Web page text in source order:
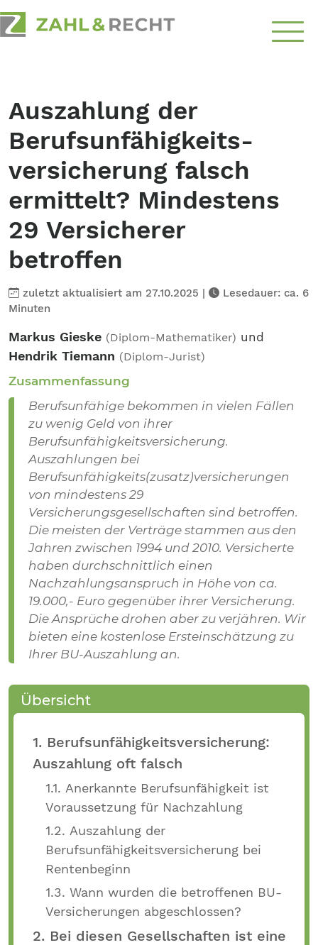
Schwerpunkte
Ratgeber
Top-Themen
Kontakt
aufnehmen
Auszahlung der
Berufsunfähigkeits­
versicherung falsch
ermittelt? Mindestens
29 Versicherer
betroffen
zuletzt aktualisiert am 27.10.2025 |
Lesedauer: ca. 6
Minuten
Markus Gieske (Diplom-Mathematiker) und
Hendrik Tiemann (Diplom-Jurist)
Zusammenfassung
Berufsunfähige bekommen in vielen Fällen
zu wenig Geld von ihrer
Berufsunfähigkeitsversicherung.
Auszahlungen bei
Berufsunfähigkeits(zusatz)versicherungen
von mindestens 29
Versicherungsgesellschaften sind betroffen.
Die meisten der Verträge stammen aus den
Jahren zwischen 1994 und 2010. Versicherte
haben durchschnittlich einen
Nachzahlungsanspruch in Höhe von ca.
19.000,- Euro gegenüber ihrer Versicherung.
Die Ansprüche drohen aber zu verjähren. Wir
bieten eine kostenlose Ersteinschätzung zu
Ihrer BU-Auszahlung an.
Übersicht
1. Berufsunfähigkeitsversicherung:
Auszahlung oft falsch
1.1. Anerkannte Berufsunfähigkeit ist
Voraussetzung für Nachzahlung
1.2. Auszahlung der
Berufsunfähigkeitsversicherung bei
Rentenbeginn
1.3. Wann wurden die betroffenen BU-
Versicherungen abgeschlossen?
2. Bei diesen Gesellschaften ist eine